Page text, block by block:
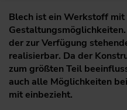
Blech ist ein Werkstoff mit
der zur Verfügung
realisierbar. Da der
zum größten Teil
auch alle Möglichkeiten
mit einbezieht.